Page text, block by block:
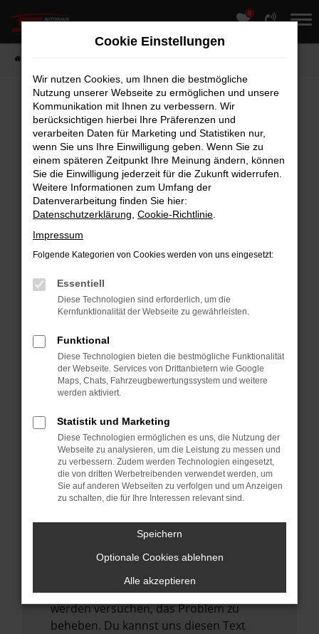
Zum
Hauptinhalt
0
Fehler: Network Error
Beim Laden ist ein Fehler aufgetreten.
Hier sind ein paar Tipps, die dir helfen können:
Überprüfe deine Firewall und deine
Internetverbindung.
deine Suchmaschine?
Manche Erweiterungen, wie Werbeblocker,
können das Laden bestimmter Seiten
verhindern. Funktioniert die Seite in einem
anderen Browser oder in einem privaten
Fenster?
Starte dein Gerät neu.
Das kann manchmal helfen,
Stelle sicher, dass dein Browser und dein
Betriebssystem auf dem neuesten Stand
sind.
Veraltete Software birgt nicht nur ein
Sicherheitsrisiko, sondern kann auch dazu
mehr unterstützt werden.
Wende dich an den Webseitenbetreiber.
Wenn du alle oben genannten Schritte
versucht hast, kontaktiere uns bitte. Wir
werden versuchen, das Problem zu
beheben. Du kannst uns diesen Text
Cookie Einstellungen
Wir nutzen Cookies, um Ihnen die bestmögliche
Nutzung unserer Webseite zu ermöglichen und unsere
Kommunikation mit Ihnen zu verbessern. Wir
berücksichtigen hierbei Ihre Präferenzen und
verarbeiten Daten für Marketing und Statistiken nur,
wenn Sie uns Ihre Einwilligung geben. Wenn Sie zu
einem späteren Zeitpunkt Ihre Meinung ändern, können
Sie die Einwilligung jederzeit für die Zukunft widerrufen.
Weitere Informationen zum Umfang der
Datenverarbeitung finden Sie hier:
Datenschutzerklärung Cookie-Richtlinie
Impressum
Folgende Kategorien von Cookies werden von uns eingesetzt:
Essentiell
Diese Technologien sind erforderlich, um die
Kernfunktionalität der Webseite zu gewährleisten.
Funktional
Diese Technologien bieten die bestmögliche Funktionalität
der Webseite. Services von Drittanbietern wie Google
Maps, Chats, Fahrzeugbewertungssystem und weitere
werden aktiviert.
Statistik und Marketing
Diese Technologien ermöglichen es uns, die Nutzung der
Webseite zu analysieren, um die Leistung zu messen und
zu verbessern. Zudem werden Technologien eingesetzt,
die von dritten Werbetreibenden verwendet werden, um
Sie auf anderen Webseiten zu verfolgen und um Anzeigen
zu schalten, die für Ihre Interessen relevant sind.
Speichern
Optionale Cookies ablehnen
Alle akzeptieren